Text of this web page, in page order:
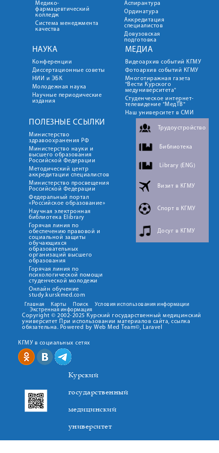
Медико-
фармацевтический
колледж
Система менеджмента
качества
Аспирантура
Ординатура
Аккредитация
специалистов
Довузовская
подготовка
НАУКА
Конференции
Диссертационные советы
НИИ и ЭБК
Молодежная наука
Научные периодические
издания
МЕДИА
Видеоархив событий КГМУ
Фотоархив событий КГМУ
Многотиражная газета
"Вести Курского
медуниверситета"
Студенческое интернет-
телевидение "МедТВ"
Наш университет в СМИ
ПОЛЕЗНЫЕ ССЫЛКИ
Министерство
здравоохранения РФ
Министерство науки и
высшего образования
Российской Федерации
Методический центр
аккредитации специалистов
Министерство просвещения
Российской Федерации
Федеральный портал
«Российское образование»
Научная электронная
библиотека Elibrary
Горячая линия по
обеспечению правовой и
социальной защиты
обучающихся
образовательных
организаций высшего
образования
Горячая линия по
психологической помощи
студенческой молодежи
Онлайн обучение
study.kurskmed.com
Трудоустройство
Библиотека
Library (ENG)
Визит в КГМУ
Спорт в КГМУ
Досуг в КГМУ
Главная Карты Поиск
Условия использования информации
Экстренная информация
Copyright © 2002-2025 Курский государственный медицинский
университет При использовании материалов сайта, ссылка
обязательна. Powered by Web Med Team©, Laravel
КГМУ в социальных сетях
Курский
государственный
медицинский
университет